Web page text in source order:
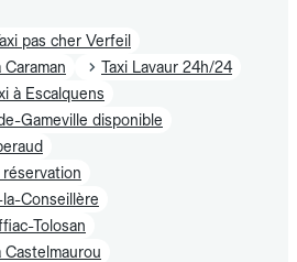
pas cher Verfeil
Taxi Lavaur 24h/24
à Escalquens
Gameville disponible
Conseillère
Tolosan
Castelmaurou